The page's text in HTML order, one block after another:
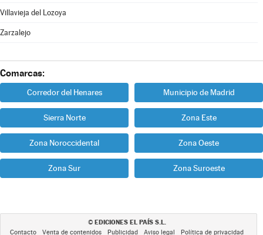
Villavieja del Lozoya
Zarzalejo
Comarcas:
Corredor del Henares Municipio de Madrid
Sierra Norte Zona Este
Zona Noroccidental Zona Oeste
Zona Sur Zona Suroeste
© EDICIONES EL PAÍS S.L.
Contacto Venta de contenidos Publicidad Aviso legal Política de privacidad